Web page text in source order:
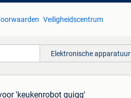
Veiligheidscentrum
Elektronische apparatuur
'keukenrobot quigg'